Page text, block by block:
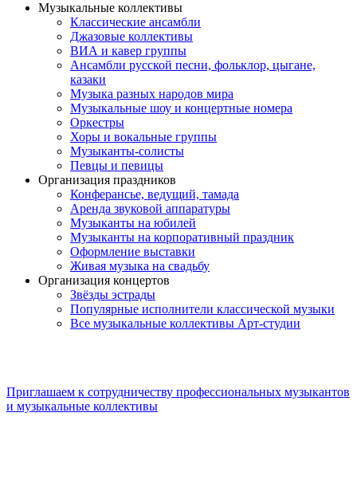
Музыкальные коллективы
Классические ансамбли
Джазовые коллективы
ВИА и кавер группы
Ансамбли русской песни, фольклор, цыгане,
казаки
Музыка разных народов мира
Музыкальные шоу и концертные номера
Оркестры
Хоры и вокальные группы
Музыканты-солисты
Певцы и певицы
Организация праздников
Конферансье, ведущий, тамада
Аренда звуковой аппаратуры
Музыканты на юбилей
Музыканты на корпоративный праздник
Оформление выставки
Живая музыка на свадьбу
Организация концертов
Звёзды эстрады
Популярные исполнители классической музыки
Все музыкальные коллективы Арт-студии
Приглашаем к сотрудничеству профессиональных музыкантов
и музыкальные коллективы